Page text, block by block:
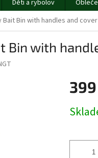
Děti a rybolov
Bait Bin with handles and cover
Bin with
cena: